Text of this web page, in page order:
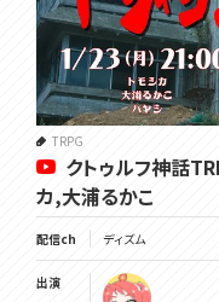
TRPG
クトゥルフ神話
カ,大浦るかこ
配信ch ディズム
出演